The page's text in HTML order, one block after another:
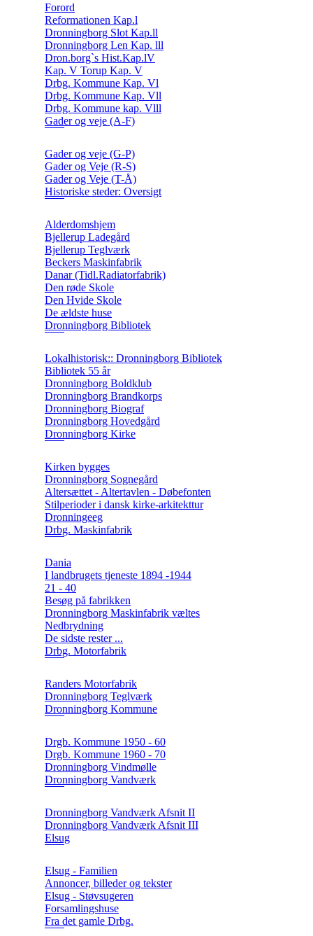
Forord
Reformationen Kap.l
Dronningborg Slot Kap.ll
Dronningborg Len Kap. lll
Dron.borg`s Hist.Kap.lV
Kap. V Torup Kap. V
Drbg. Kommune Kap. Vl
Drbg. Kommune Kap. Vll
Drbg. Kommune kap. Vlll
Gader og veje (A-F)
Gader og veje (G-P)
Gader og Veje (R-S)
Gader og Veje (T-Å)
Historiske steder: Oversigt
Alderdomshjem
Bjellerup Ladegård
Bjellerup Teglværk
Beckers Maskinfabrik
Danar (Tidl.Radiatorfabrik)
Den røde Skole
Den Hvide Skole
De ældste huse
Dronningborg Bibliotek
Lokalhistorisk:: Dronningborg Bibliotek
Bibliotek 55 år
Dronningborg Boldklub
Dronningborg Brandkorps
Dronningborg Biograf
Dronningborg Hovedgård
Dronningborg Kirke
Kirken bygges
Dronningborg Sognegård
Altersættet - Altertavlen - Døbefonten
Stilperioder i dansk kirke-arkitekttur
Dronningeeg
Drbg. Maskinfabrik
Dania
I landbrugets tjeneste 1894 -1944
21 - 40
Besøg på fabrikken
Dronningborg Maskinfabrik væltes
Nedbrydning
De sidste rester ...
Drbg. Motorfabrik
Randers Motorfabrik
Dronningborg Teglværk
Dronningborg Kommune
Drgb. Kommune 1950 - 60
Drgb. Kommune 1960 - 70
Dronningborg Vindmølle
Dronningborg Vandværk
Dronningborg Vandværk Afsnit II
Dronningborg Vandværk Afsnit III
Elsug
Elsug - Familien
Annoncer, billeder og tekster
Elsug - Støvsugeren
Forsamlingshuse
Fra det gamle Drbg.